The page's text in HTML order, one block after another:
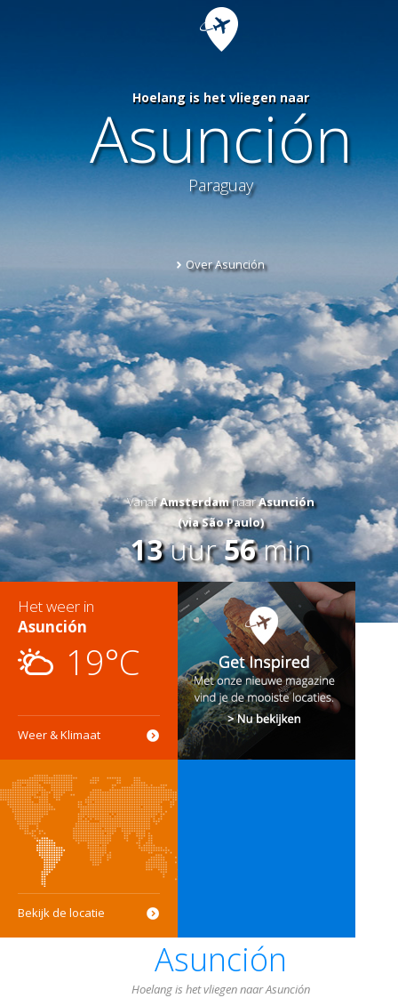
Hoelang is het vliegen naar
Asunción
Paraguay
Over Asunción
VanafAmsterdamnaarAsunción
(via São Paulo)
13uur56min
Het weer in
Asunción
19°C
Weer & Klimaat
Bekijk de locatie
Asunción
Hoelang is het vliegen naar Asunción